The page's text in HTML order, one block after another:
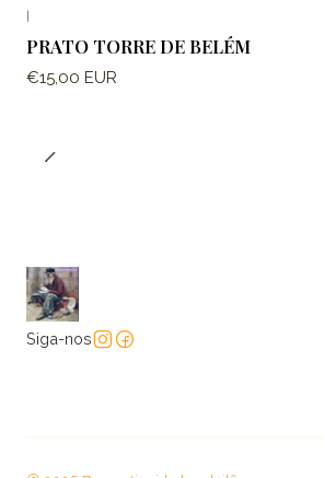
PRATO TORRE DE BELÉM
€15,00 EUR
Siga-nos